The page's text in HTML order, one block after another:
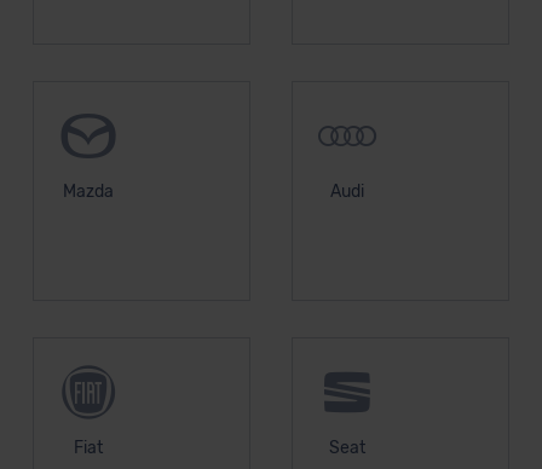
Mazda Audi
Fiat Seat